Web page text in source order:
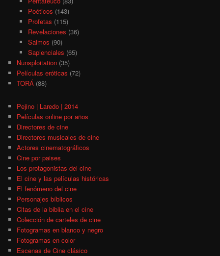
Poéticos (143)
Profetas (115)
Revelaciones (36)
Salmos (90)
Sapienciales (65)
Nunsploitation (35)
Películas eróticas (72)
TORÁ (88)
Pejino | Laredo | 2014
Películas online por años
Directores de cine
Directores musicales de cine
Actores cinematográficos
Cine por paises
Los protagonistas del cine
El cine y las películas históricas
El fenómeno del cine
Personajes bíblicos
Citas de la biblia en el cine
Colección de carteles de cine
Fotogramas en blanco y negro
Fotogramas en color
Escenas de Cine clásico